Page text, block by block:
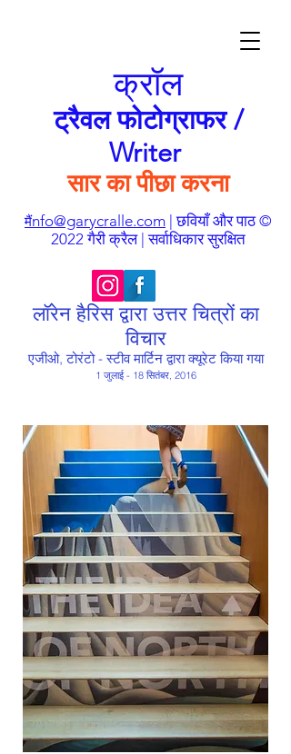
क्रॉल
ट्रैवल फोटोग्राफर /
Writer
सार का पीछा करना
मैंnfo@garycralle.com | छवियाँ और पाठ ©
2022 गैरी क्रैल | सर्वाधिकार सुरक्षित
लॉरेन हैरिस द्वारा उत्तर चित्रों का
विचार
एजीओ, टोरंटो - स्टीव मार्टिन द्वारा क्यूरेट किया गया
1 जुलाई - 18 सितंबर, 2016